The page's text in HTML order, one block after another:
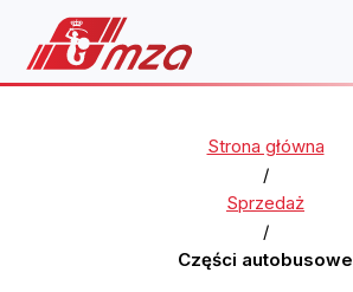
Strona główna
/
Sprzedaż
/
Części autobusowe